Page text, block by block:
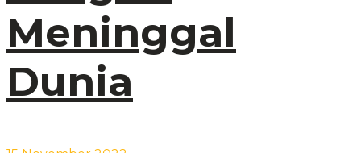
Meninggal
Dunia